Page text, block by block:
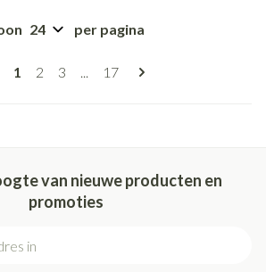
Pagina's
U lees momenteel pagina
1 Pagina
2 Pagina
3 ... Pagina
17
per pagina
van nieuwe producten en
promoties